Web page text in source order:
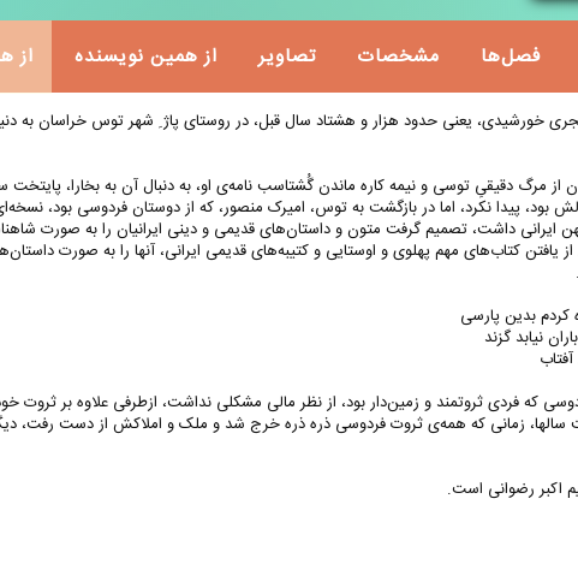
فصل‌ها مشخصات تصاویر از همین نویسنده از
از مرگ دقیقیِ توسی و نیمه‌ کاره ماندن گُشتاسب‌ نامه‌ی او، به دنبال آن به بخارا، پایتخت
بود، پیدا نکرد، اما در بازگشت به توس، امیرک منصور، که از دوستان فردوسی بود،
ایرانی داشت، تصمیم گرفت متون و داستان‌های قدیمی و دینی ایرانیان را به صورت
کتاب‌های مهم پهلوی و اوستایی و کتیبه‌های قدیمی ایرانی، آنها را به صورت
بدین پارسی
نیابد گزند
که فردی ثروتمند و زمین‌دار بود، از نظر مالی مشکلی نداشت، ازطرفی علاوه بر ثروت
زمانی که همه‌ی ثروت فردوسی ذره ذره خرج شد و ملک و املاکش از دست رفت،
اکبر رضوانی است.